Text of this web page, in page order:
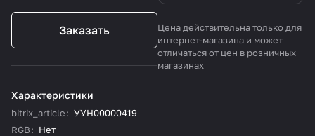
Заказать
Характеристики
bitrix_article: УУН00000419
RGB: Нет
Цена действительна только для
интернет-магазина и может
отличаться от цен в розничных
магазинах